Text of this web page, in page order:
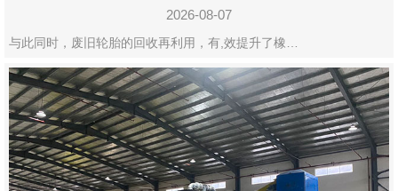
设
有
限
公
司
豫
用率
2026-08-07
与此同时，废旧轮胎的回收再利用，有,效提升了橡…